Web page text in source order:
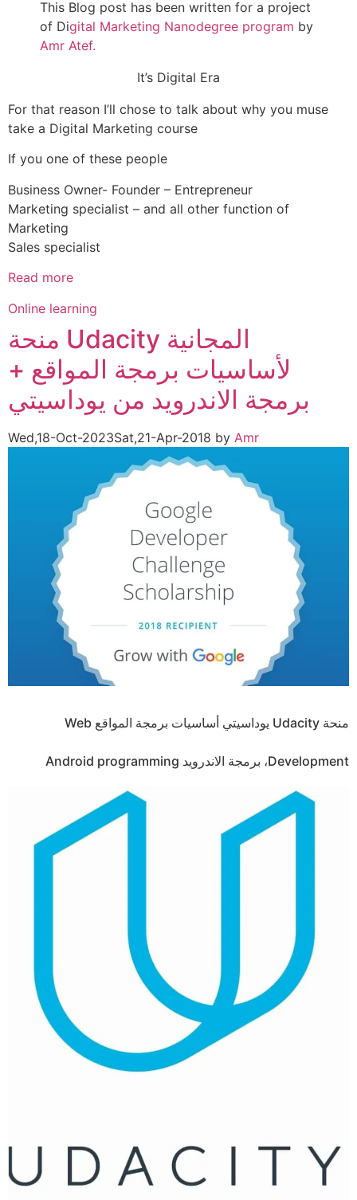
This Blog post has been written for a project
of Digital Marketing Nanodegree program by
Amr Atef.
It’s Digital Era
For that reason I’ll chose to talk about why you muse
take a Digital Marketing course
If you one of these people
Business Owner- Founder – Entrepreneur
Marketing specialist – and all other function of
Marketing
Sales specialist
Read more
Categories
Online learning
منحة Udacity المجانية
لأساسيات برمجة المواقع +
برمجة الاندرويد من يوداسيتي
Wed,18-Oct-2023Sat,21-Apr-2018 by Amr
منحة Udacity يوداسيتي أساسيات برمجة المواقع Web
Development، برمجة الاندرويد Android programming